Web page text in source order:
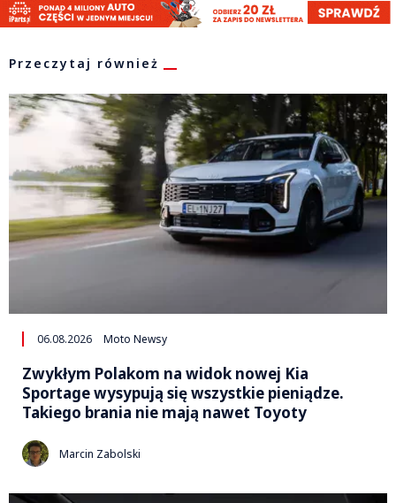
Przeczytaj również
06.08.2026 Moto Newsy
Zwykłym Polakom na widok nowej Kia
Sportage wysypują się wszystkie pieniądze.
Takiego brania nie mają nawet Toyoty
Marcin Zabolski